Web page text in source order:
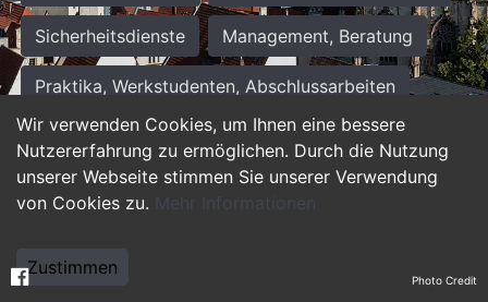
Wir verwenden Cookies, um Ihnen eine bessere
Nutzererfahrung zu ermöglichen. Durch die Nutzung
unserer Webseite stimmen Sie unserer Verwendung
von Cookies zu. Mehr Informationen
Zustimmen
Sicherheitsdienste Management, Beratung
Praktika, Werkstudenten, Abschlussarbeiten
Personalwesen Assistenz, Sekretariat
Hilfskräfte, Aushilfs- und Nebenjobs
Weiterbildung, Studium, duale Ausbildung Photo Credit